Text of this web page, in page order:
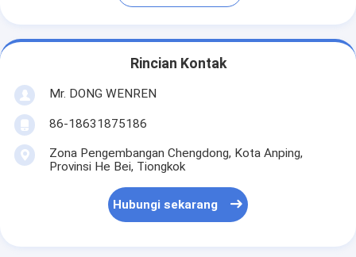
Rincian Kontak
Mr. DONG WENREN
86-18631875186
Zona Pengembangan Chengdong, Kota Anping,
Provinsi He Bei, Tiongkok
Hubungi sekarang